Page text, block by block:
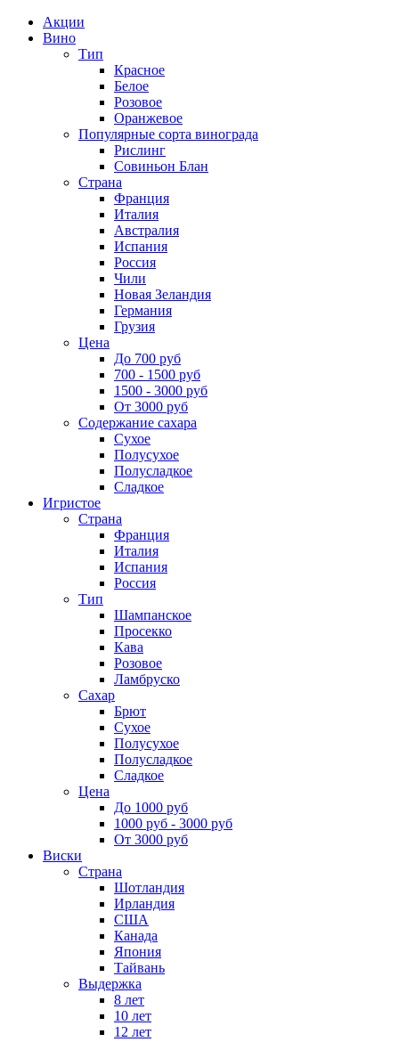
Акции
Вино
Тип
Красное
Белое
Розовое
Оранжевое
Популярные сорта винограда
Рислинг
Совиньон Блан
Страна
Франция
Италия
Австралия
Испания
Россия
Чили
Новая Зеландия
Германия
Грузия
Цена
До 700 руб
700 - 1500 руб
1500 - 3000 руб
От 3000 руб
Содержание сахара
Сухое
Полусухое
Полусладкое
Сладкое
Игристое
Страна
Франция
Италия
Испания
Россия
Тип
Шампанское
Просекко
Кава
Розовое
Ламбруско
Сахар
Брют
Сухое
Полусухое
Полусладкое
Сладкое
Цена
До 1000 руб
1000 руб - 3000 руб
От 3000 руб
Виски
Страна
Шотландия
Ирландия
США
Канада
Япония
Тайвань
Выдержка
8 лет
10 лет
12 лет